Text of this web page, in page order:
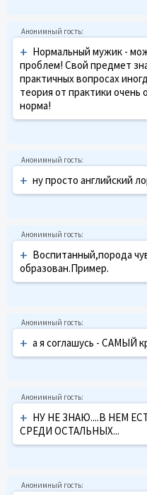
+ Нормальный мужик -
проблем! Свой предмет
практичных вопросах
теория от практики
норма!
+ ну просто английский
+ Воспитанный,порода
образован.Пример.
+ а я соглашусь - САМЫЙ
+ НУ НЕ ЗНАЮ....В НЕМ
СРЕДИ ОСТАЛЬНЫХ...